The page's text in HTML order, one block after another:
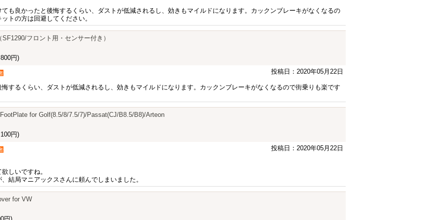
も良かったと後悔するくらい、ダストが低減されるし、効きもマイルドになります。カックンブレーキがなくなるの
トの方は回避してください。
フロント用・センサー付き）
円)
投稿日：2020年05月22日
するくらい、ダストが低減されるし、効きもマイルドになります。カックンブレーキがなくなるので街乗りも楽です
for Golf(8.5/8/7.5/7)/Passat(CJ/B8.5/B8)/Arteon
円)
投稿日：2020年05月22日
しいですね。
結局マニアックスさんに頼んでしまいました。
for VW